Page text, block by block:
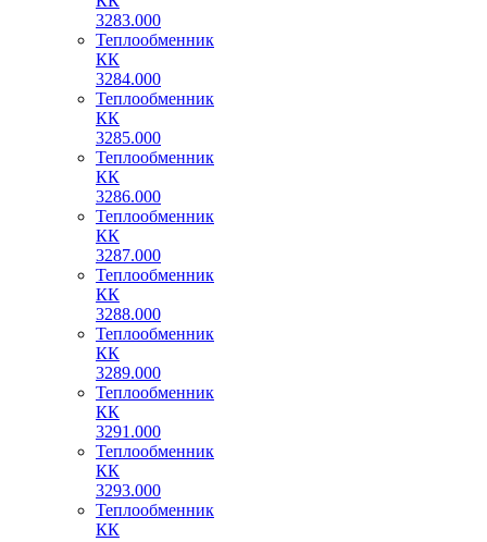
3283.000
Теплообменник
КК
3284.000
Теплообменник
КК
3285.000
Теплообменник
КК
3286.000
Теплообменник
КК
3287.000
Теплообменник
КК
3288.000
Теплообменник
КК
3289.000
Теплообменник
КК
3291.000
Теплообменник
КК
3293.000
Теплообменник
КК